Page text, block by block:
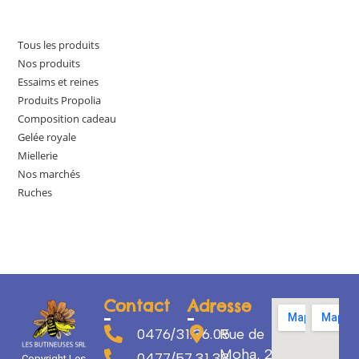
Tous les produits
Nos produits
Essaims et reines
Produits Propolia
Composition cadeau
Gelée royale
Miellerie
Nos marchés
Ruches
Contact
0476/31.36.05
Adresse
Rue de
Moha, 29